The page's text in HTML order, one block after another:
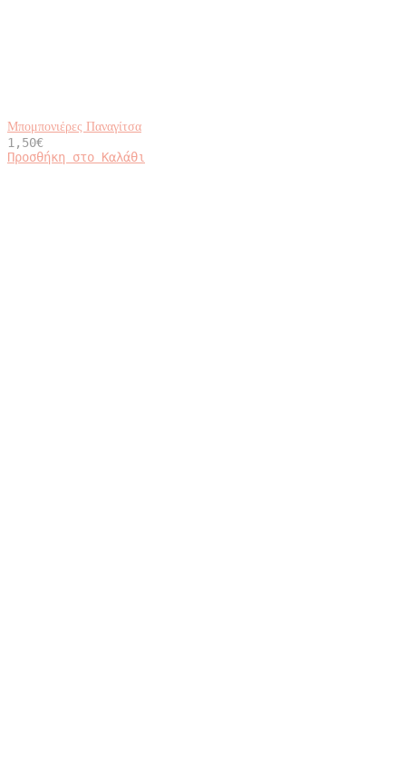
Μπομπονιέρες Παναγίτσα
1,50€
Προσθήκη στο Καλάθι